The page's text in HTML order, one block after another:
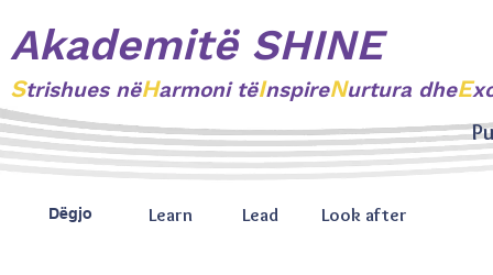
Akademitë SHINE
Strishues nëHarmoni tëInspireNurtura dheE
Dëgjo Learn Lead Look after